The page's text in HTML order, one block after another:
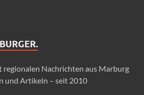
Nachrichten aus Marburg
und Artikeln – seit 2010